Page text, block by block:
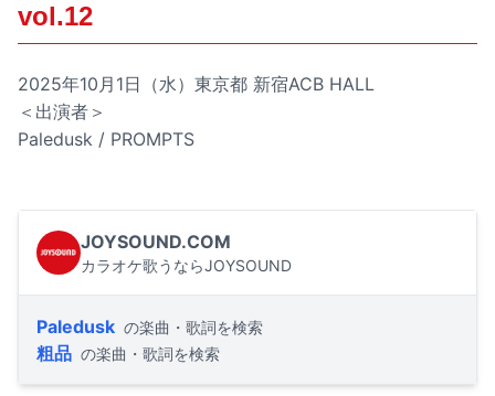
vol.12
2025年10月1日（水）東京都 新宿ACB HALL
＜出演者＞
Paledusk / PROMPTS
JOYSOUND.COM
カラオケ歌うならJOYSOUND
Paledusk の楽曲・歌詞を検索
粗品 の楽曲・歌詞を検索